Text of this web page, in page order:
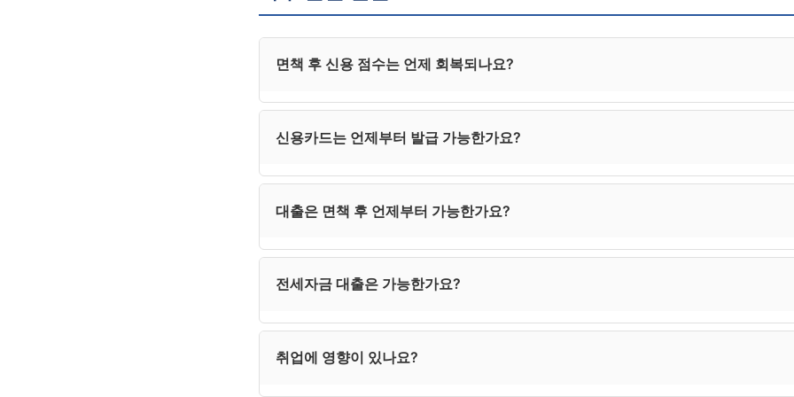
면책 후 신용 점수는 언제 회복되나요?
본인의 거래 관리에 따라 달라집니다. 정상 거래 이력이 충실히 누적되어 있다면
신용카드는 언제부터 발급 가능한가요?
처음에는 한도 50만~100만 원 수준의 카드부터 발급되는 경우가 많습니다.
대출은 면책 후 언제부터 가능한가요?
가능해집니다. 정책 서민금융(햇살론 등)은 비교적 빨리 접근할 수 있는 편입니다.
전세자금 대출은 가능한가요?
월세 또는 LH·SH 등 공공임대주택을 검토하시는 것이 현실적입니다.
취업에 영향이 있나요?